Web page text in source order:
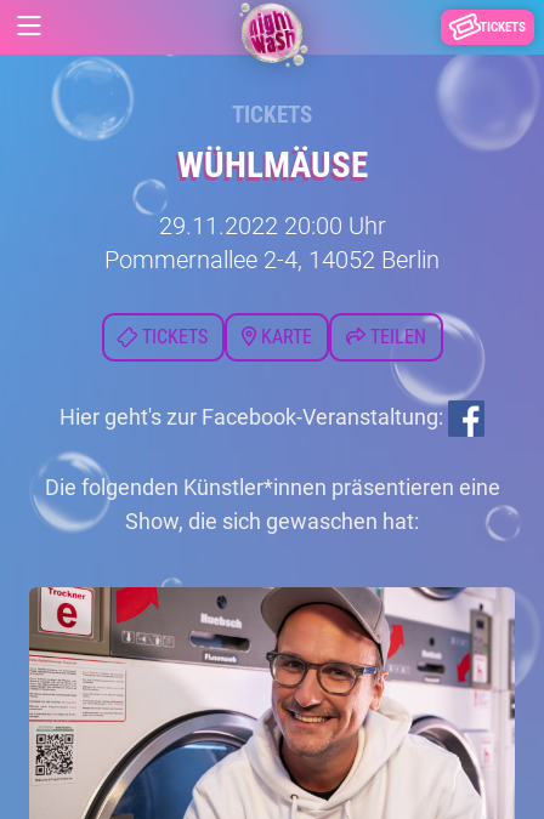
TICKETS
TICKETS
WÜHLMÄUSE
29.11.2022 20:00 Uhr
Pommernallee 2-4, 14052 Berlin
TICKETS KARTE TEILEN
Hier geht's zur Facebook-Veranstaltung:
Die folgenden Künstler*innen präsentieren eine
Show, die sich gewaschen hat: